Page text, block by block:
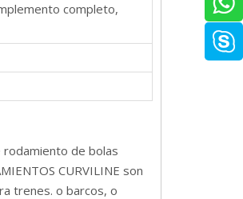
completo,
rodamiento de bolas
CURVILINE son
trenes. o barcos, o